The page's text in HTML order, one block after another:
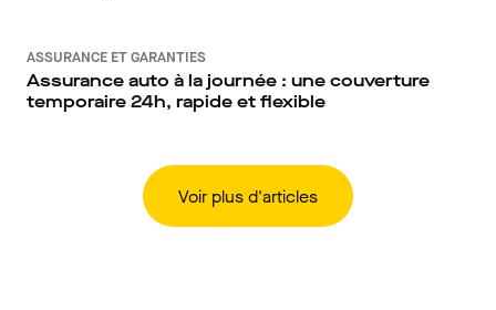
ASSURANCE ET GARANTIES
Assurance auto à la journée : une couverture
temporaire 24h, rapide et flexible
Voir plus d'articles